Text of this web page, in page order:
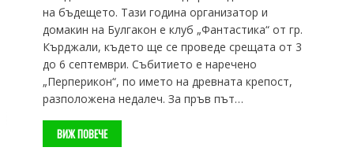
на бъдещето. Тази година организатор и
домакин на Булгакон е клуб „Фантастика“ от гр.
Кърджали, където ще се проведе срещата от 3
до 6 септември. Събитието е наречено
„Перперикон“, по името на древната крепост,
разположена недалеч. За пръв път…
ВИЖ ПОВЕЧЕ